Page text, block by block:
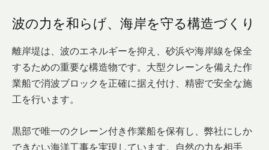
波の力を和らげ、海岸を守る構造づくり
離岸堤は、波のエネルギーを抑え、砂浜や海岸線を保全
するための重要な構造物です。大型クレーンを備えた作
業船で消波ブロックを正確に据え付け、精密で安全な施
工を行います。
黒部で唯一のクレーン付き作業船を保有し、弊社にしか